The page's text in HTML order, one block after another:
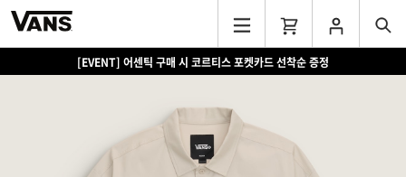
[EVENT] 어센틱 구매 시 코르티스 포켓카드 선착순 증정